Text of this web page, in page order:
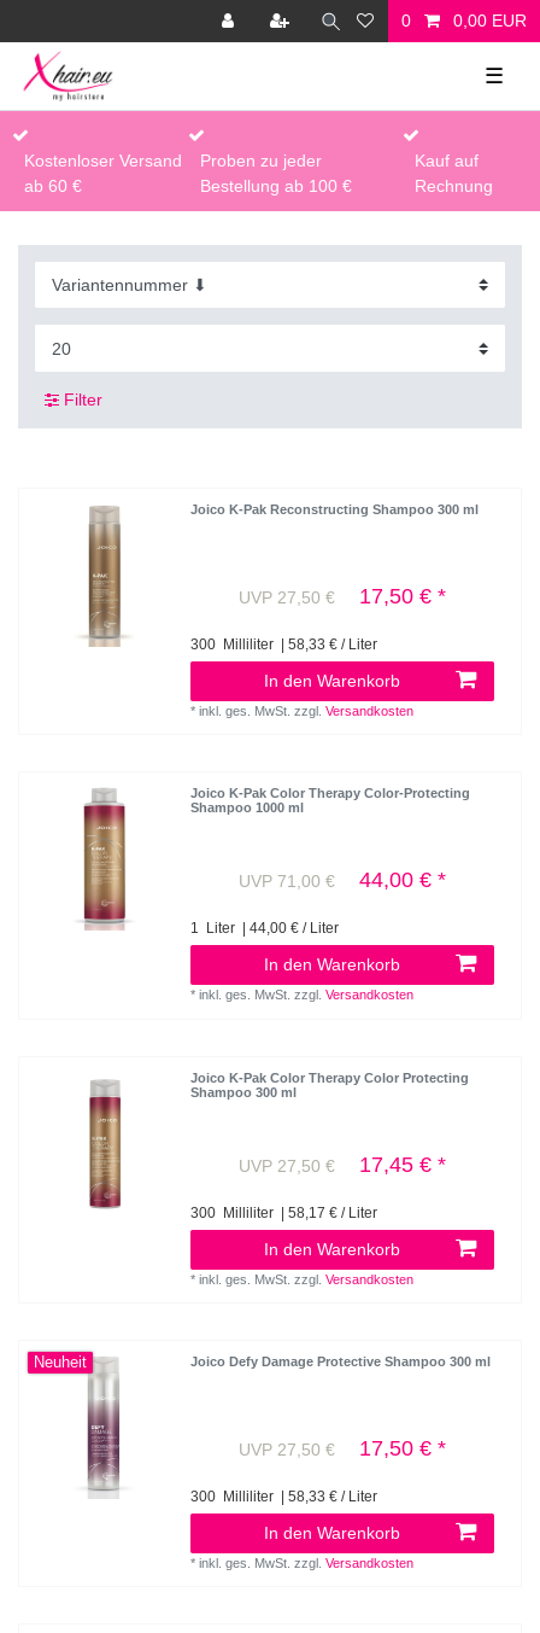
0 0,00 EUR
☰
Kostenloser Versand
ab 60 €
Proben zu jeder
Bestellung ab 100 €
Kauf auf
Rechnung
Filter
Joico K-Pak Reconstructing Shampoo 300 ml
UVP 27,50 € 17,50 € *
300 Milliliter | 58,33 € / Liter
In den Warenkorb
*inkl. ges. MwSt. zzgl.Versandkosten
Joico K-Pak Color Therapy Color-Protecting
Shampoo 1000 ml
UVP 71,00 € 44,00 € *
1 Liter | 44,00 € / Liter
In den Warenkorb
*inkl. ges. MwSt. zzgl.Versandkosten
Joico K-Pak Color Therapy Color Protecting
Shampoo 300 ml
UVP 27,50 € 17,45 € *
300 Milliliter | 58,17 € / Liter
In den Warenkorb
*inkl. ges. MwSt. zzgl.Versandkosten
Neuheit Joico Defy Damage Protective Shampoo 300 ml
UVP 27,50 € 17,50 € *
300 Milliliter | 58,33 € / Liter
In den Warenkorb
*inkl. ges. MwSt. zzgl.Versandkosten